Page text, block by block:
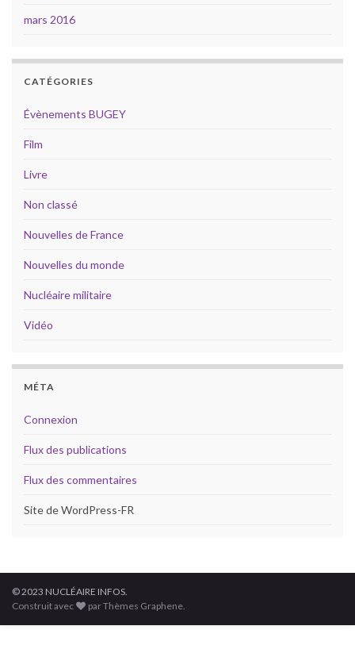
mars 2016
CATÉGORIES
Évènements BUGEY
Film
Livre
Non classé
Nouvelles de France
Nouvelles du monde
Nucléaire militaire
Vidéo
MÉTA
Connexion
Flux des publications
Flux des commentaires
Site de WordPress-FR
© 2023 NUCLÉAIRE INFOS.
Construit avec
par Thèmes Graphene.